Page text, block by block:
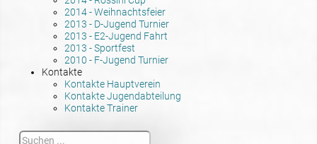
2014 - Weihnachtsfeier
2013 - D-Jugend Turnier
2013 - E2-Jugend Fahrt
2013 - Sportfest
2010 - F-Jugend Turnier
Kontakte
Kontakte Hauptverein
Kontakte Jugendabteilung
Kontakte Trainer